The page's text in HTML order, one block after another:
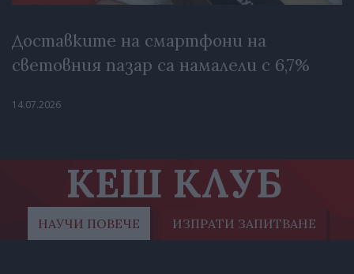
Доставките на смартфони на
световния пазар са намалели с 6,7%
14.07.2026
КЕШ КЛУБ
НАУЧИ ПОВЕЧЕ ИЗПРАТИ ЗАПИТВАНЕ